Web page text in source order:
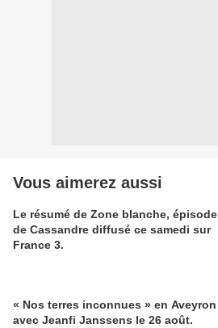
Vous aimerez aussi
Le résumé de Zone blanche, épisode
de Cassandre diffusé ce samedi sur
France 3.
« Nos terres inconnues » en Aveyron
avec Jeanfi Janssens le 26 août.